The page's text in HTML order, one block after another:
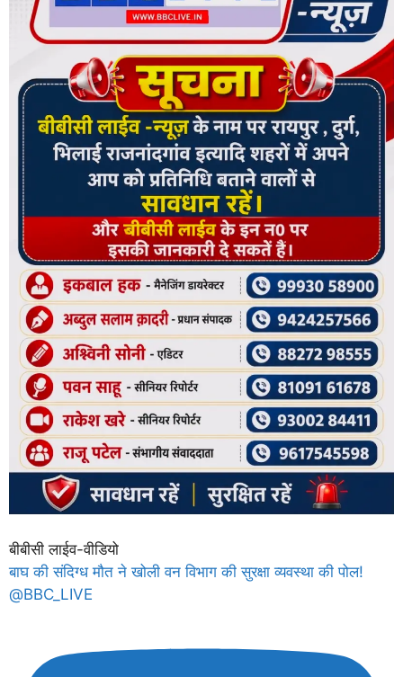
बीबीसी लाईव-वीडियो
बाघ की संदिग्ध मौत ने खोली वन विभाग की सुरक्षा व्यवस्था की पोल!
@BBC_LIVE